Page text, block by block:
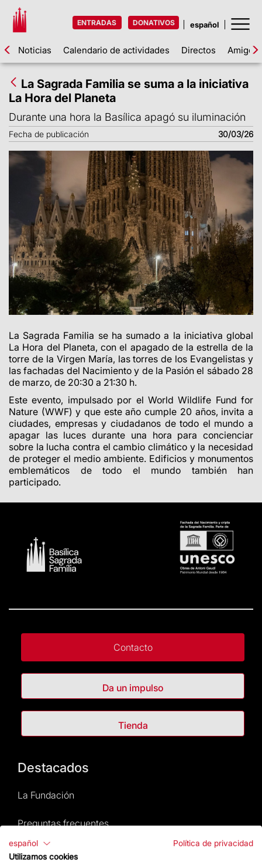
ENTRADAS DONATIVOS
Noticias Calendario de actividades Directos Amigos
La Sagrada Familia se suma a la iniciativa
La Hora del Planeta
Durante una hora la Basílica apagó su iluminación
Fecha de publicación 30/03/26
La Sagrada Familia se ha sumado a la iniciativa global
La Hora del Planeta, con el apagado de la estrella de la
torre de la Virgen María, las torres de los Evangelistas y
las fachadas del Nacimiento y de la Pasión el sábado 28
de marzo, de 20:30 a 21:30 h.
Este evento, impulsado por el World Wildlife Fund for
Nature (WWF) y que este año cumple 20 años, invita a
ciudades, empresas y ciudadanos de todo el mundo a
apagar las luces durante una hora para concienciar
sobre la lucha contra el cambio climático y la necesidad
de proteger el medio ambiente. Edificios y monumentos
emblemáticos de todo el mundo también han
participado.
Contacto
Da un impulso
Tienda
Destacados
La Fundación
Preguntas frecuentes
Atención al Visitante
español
Política de privacidad
Utilizamos cookies